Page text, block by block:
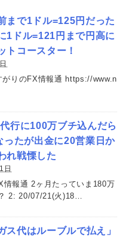
まで1ドル=125円だった
1ドル=121円まで円高に
トコースター！
りのFX情報通 https://www.n
行に100万ブチ込んだら
ったが出金に20営業日か
れ戦慄した
日
報通 2ヶ月たっていま180万
2: 20/07/21(火)18…
ス代はルーブルで払え」